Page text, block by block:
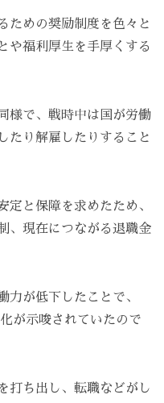
ための奨励制度を色々と
や福利厚生を手厚くする
様で、戦時中は国が労働
たり解雇したりすること
定と保障を求めたため、
、現在につながる退職金
力が低下したことで、
が示唆されていたので
打ち出し、転職などがし